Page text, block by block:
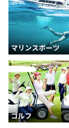
マリンスポーツ
ゴルフ